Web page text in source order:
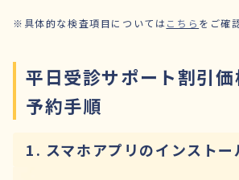
※具体的な検査項目についてはこちら をご確
平日受診サポート割引
予約手順
1. スマホアプリのインストー